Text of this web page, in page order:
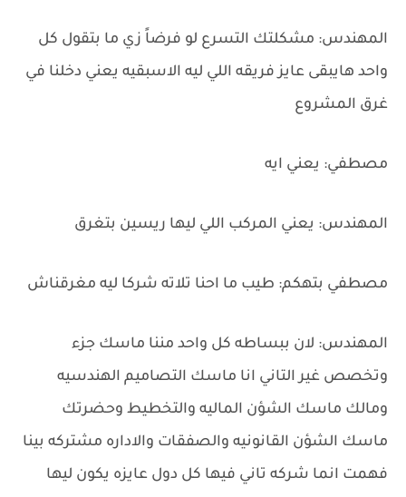
المهندس: مشكلتك التسرع لو فرضاً زي ما بتقول كل
واحد هايبقى عايز فريقه اللي ليه الاسبقيه يعني دخلنا في
غرق المشروع
مصطفي: يعني ايه
المهندس: يعني المركب اللي ليها ريسين بتغرق
مصطفي بتهكم: طيب ما احنا تلاته شركا ليه مغرقناش
المهندس: لان ببساطه كل واحد مننا ماسك جزء
وتخصص غير التاني انا ماسك التصاميم الهندسيه
ومالك ماسك الشؤن الماليه والتخطيط وحضرتك
ماسك الشؤن القانونيه والصفقات والاداره مشتركه بينا
فهمت انما شركه تاني فيها كل دول عايزه يكون ليها